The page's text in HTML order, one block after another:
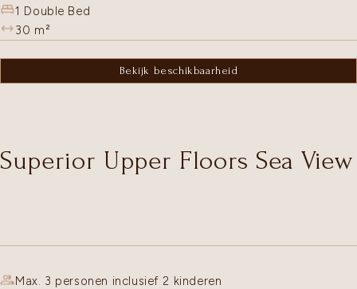
1 Double Bed
30 m²
Bekijk beschikbaarheid
Superior Upper Floors Sea View
Max. 3 personen inclusief 2 kinderen